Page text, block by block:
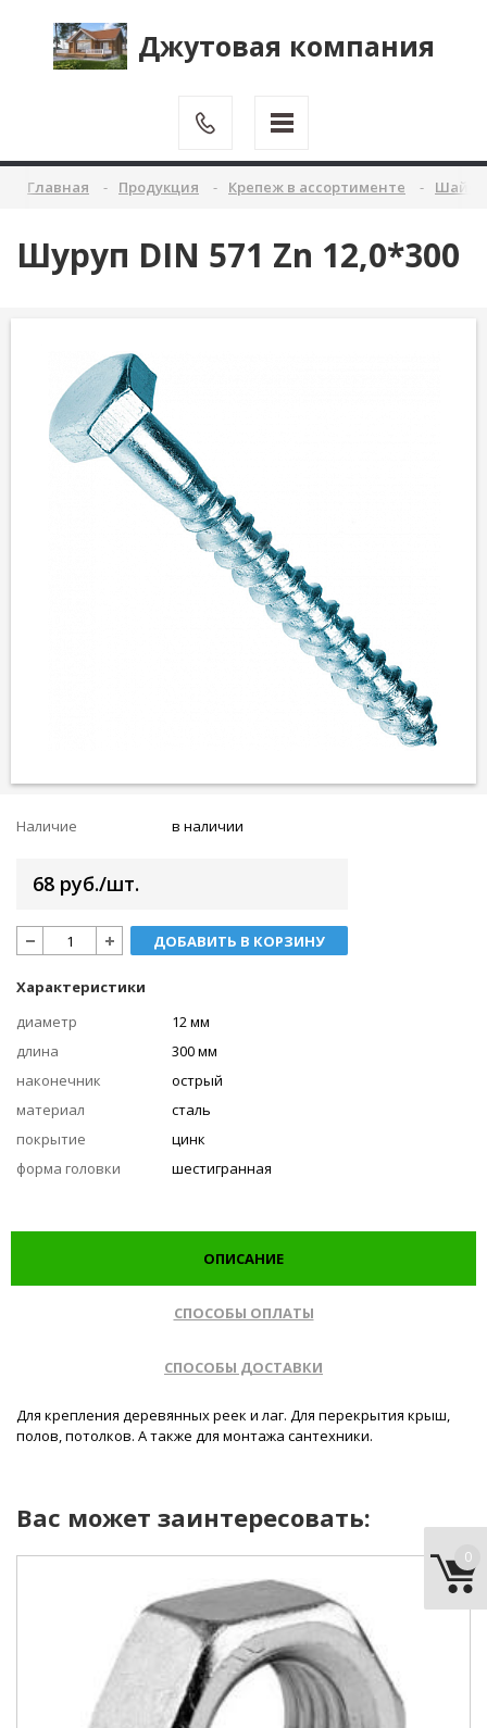
Джутовая компания
Главная Продукция Крепеж в ассортименте Шайбы
Шуруп DIN 571 Zn 12,0*300
Наличие в наличии
68 руб./шт.
ДОБАВИТЬ В КОРЗИНУ
Характеристики
диаметр
12 мм
длина
300 мм
наконечник
острый
материал
сталь
покрытие
цинк
форма головки
шестигранная
ОПИСАНИЕ
СПОСОБЫ ОПЛАТЫ
СПОСОБЫ ДОСТАВКИ
Для крепления деревянных реек и лаг. Для перекрытия крыш,
полов, потолков. А также для монтажа сантехники.
Вас может заинтересовать:
материал:
покрытие:
0